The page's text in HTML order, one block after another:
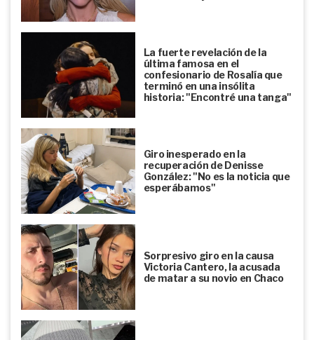
La fuerte revelación de la
última famosa en el
confesionario de Rosalía que
terminó en una insólita
historia: "Encontré una tanga"
Giro inesperado en la
recuperación de Denisse
González: "No es la noticia que
esperábamos"
Sorpresivo giro en la causa
Victoria Cantero, la acusada
de matar a su novio en Chaco